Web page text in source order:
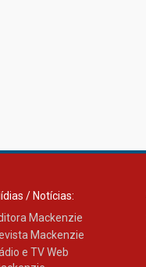
/ Notícias:
Mackenzie
Mackenzie
e TV Web